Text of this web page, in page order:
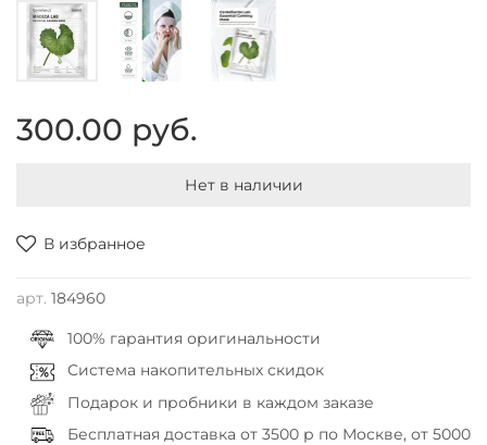
В избранное
арт. 184960
300.00 руб.
Нет в наличии
100% гарантия оригинальности
Система накопительных скидок
Подарок и пробники в каждом заказе
Бесплатная доставка от 3500 р по Москве, от 5000